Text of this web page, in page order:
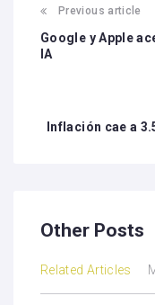
Previous article
Google y Apple
IA
Inflación cae a
Other Posts
Related Articles